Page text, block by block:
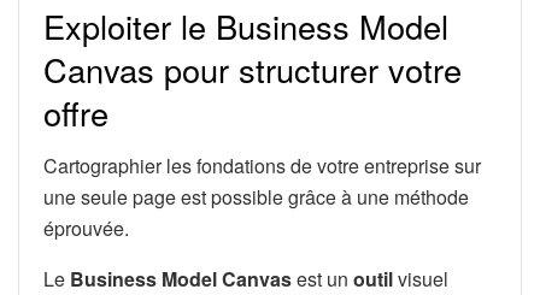
Exploiter le Business Model
Canvas pour structurer votre
offre
Cartographier les fondations de votre entreprise sur
une seule page est possible grâce à une méthode
éprouvée.
Le Business Model Canvasest un outilvisuel